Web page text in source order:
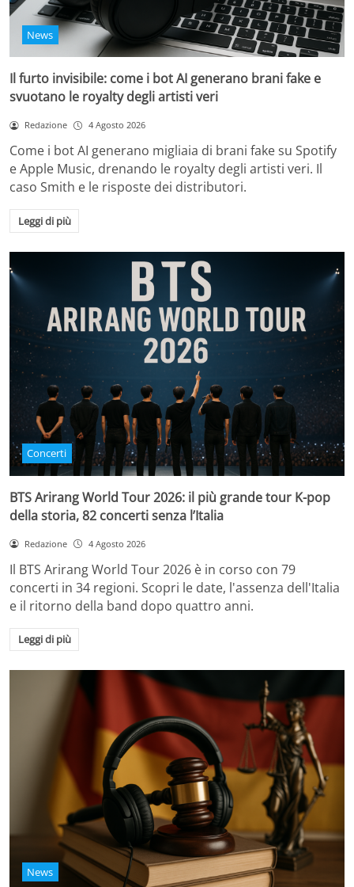
News
Il furto invisibile: come i bot AI generano brani fake e
svuotano le royalty degli artisti veri
Redazione 4 Agosto 2026
Come i bot AI generano migliaia di brani fake su Spotify
e Apple Music, drenando le royalty degli artisti veri. Il
caso Smith e le risposte dei distributori.
Leggi di più
Concerti
BTS Arirang World Tour 2026: il più grande tour K-pop
della storia, 82 concerti senza l’Italia
Redazione 4 Agosto 2026
Il BTS Arirang World Tour 2026 è in corso con 79
concerti in 34 regioni. Scopri le date, l'assenza dell'Italia
e il ritorno della band dopo quattro anni.
Leggi di più
News